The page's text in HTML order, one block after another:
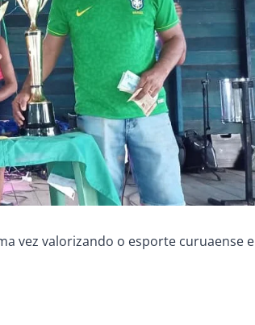
vez valorizando o esporte curuaense e